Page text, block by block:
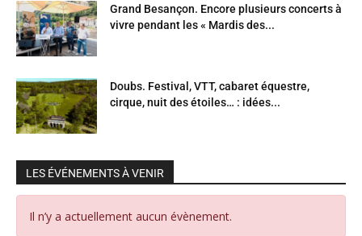
Grand Besançon. Encore plusieurs concerts à
vivre pendant les « Mardis des...
Doubs. Festival, VTT, cabaret équestre,
cirque, nuit des étoiles… : idées...
LES ÉVÉNEMENTS À VENIR
Il n’y a actuellement aucun évènement.